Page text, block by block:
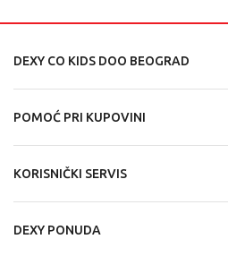
DEXY CO KIDS DOO BEOGRAD
POMOĆ PRI KUPOVINI
KORISNIČKI SERVIS
DEXY PONUDA